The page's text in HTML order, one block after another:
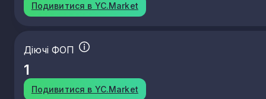
Подивитися в YC.Market
Діючі ФОП
1
Подивитися в YC.Market